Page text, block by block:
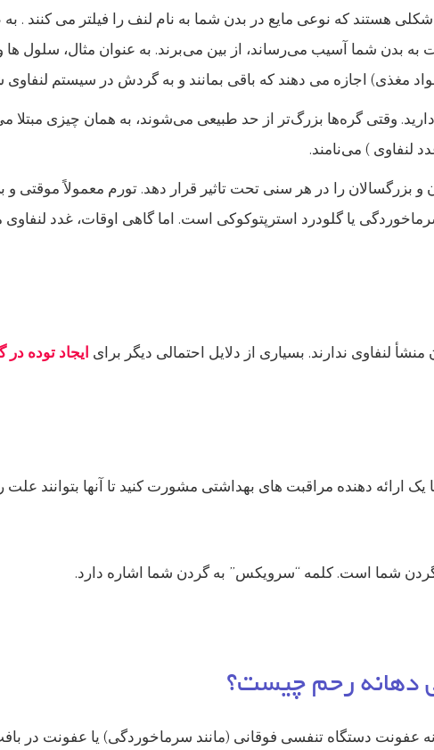
هستند که نوعی مایع در بدن شما به نام لنف را فیلتر می کنند .
بدن شما آسیب می‌رساند، از بین می‌برند. به عنوان مثال، سلول ها
مغذی) اجازه می دهند که باقی بمانند و به گردش در سیستم لنفاوی
وقتی گره‌ها بزرگ‌تر از حد طبیعی می‌شوند، به همان چیزی مبتلا
لنفاوی ) می‌نامند.
و بزرگسالان را در هر سنی تحت تاثیر قرار دهد. تورم معمولاً
یا گلودرد استرپتوکوکی است. اما گاهی اوقات، غدد لنفاوی
لنفاوی ندارند. بسیاری از دلایل احتمالی دیگر برای ایجاد توده در
ارائه دهنده مراقبت های بهداشتی مشورت کنید تا آنها بتوانند علت
گردن شما است. کلمه “سرویکس” به گردن شما اشاره دارد.
دهانه رحم چیست؟
عفونت دستگاه تنفسی فوقانی (مانند سرماخوردگی) یا عفونت در